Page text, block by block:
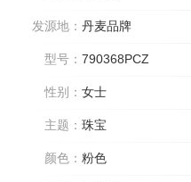
发源地： 丹麦品牌
型号： 790368PCZ
性别： 女士
主题： 珠宝
颜色： 粉色